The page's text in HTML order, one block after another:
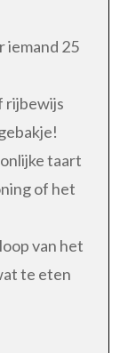
iemand 25
rijbewijs
taart
of het
van het
te eten